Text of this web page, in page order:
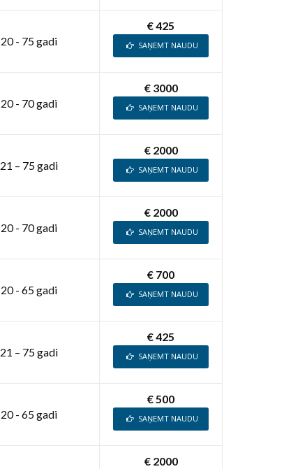
20 - 75 gadi
€ 425
SAŅEMT NAUDU
20 - 70 gadi
€ 3000
SAŅEMT NAUDU
21 – 75 gadi
€ 2000
SAŅEMT NAUDU
20 - 70 gadi
€ 2000
SAŅEMT NAUDU
20 - 65 gadi
€ 700
SAŅEMT NAUDU
21 – 75 gadi
€ 425
SAŅEMT NAUDU
20 - 65 gadi
€ 500
SAŅEMT NAUDU
€ 2000